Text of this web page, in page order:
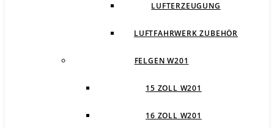
LUFTERZEUGUNG
LUFTFAHRWERK ZUBEHÖR
FELGEN W201
15 ZOLL W201
16 ZOLL W201